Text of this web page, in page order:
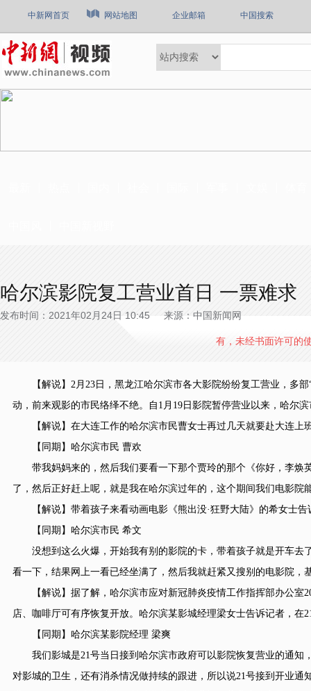
中新网首页 网站地图 企业邮箱 中国搜索
哈尔滨影院复工营业首日 一票难求
发布时间：2021年02月24日 10:45 来源：中国新闻网
有，未经书面许可的
【解说】2月23日，黑龙江哈尔滨市各大影院纷纷复工营业，多部
动，前来观影的市民络绎不绝。自1月19日影院暂停营业以来，哈尔
【解说】在大连工作的哈尔滨市民曹女士再过几天就要赴大连上
【同期】哈尔滨市民 曹欢
带我妈妈来的，然后我们要看一下那个贾玲的那个《你好，李焕
了，然后正好赶上呢，就是我在哈尔滨过年的，这个期间我们电影院
【解说】带着孩子来看动画电影《熊出没·狂野大陆》的希女士告
【同期】哈尔滨市民 希文
没想到这么火爆，开始我有别的影院的卡，带着孩子就是开车去
看一下，结果网上一看已经坐满了，然后我就赶紧又搜别的电影院
【解说】据了解，哈尔滨市应对新冠肺炎疫情工作指挥部办公室
店、咖啡厅可有序恢复开放。哈尔滨某影城经理梁女士告诉记者，
【同期】哈尔滨某影院经理 梁爽
我们影城是21号当日接到哈尔滨市政府可以影院恢复营业的通知
对影城的卫生，还有消杀情况做持续的跟进，所以说21号接到开业